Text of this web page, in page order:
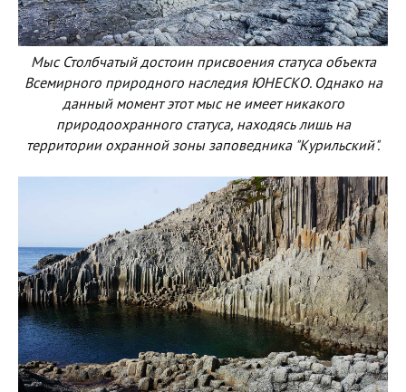
Мыс Столбчатый достоин присвоения статуса объекта
Всемирного природного наследия ЮНЕСКО. Однако на
данный момент этот мыс не имеет никакого
природоохранного статуса, находясь лишь на
территории охранной зоны заповедника "Курильский".